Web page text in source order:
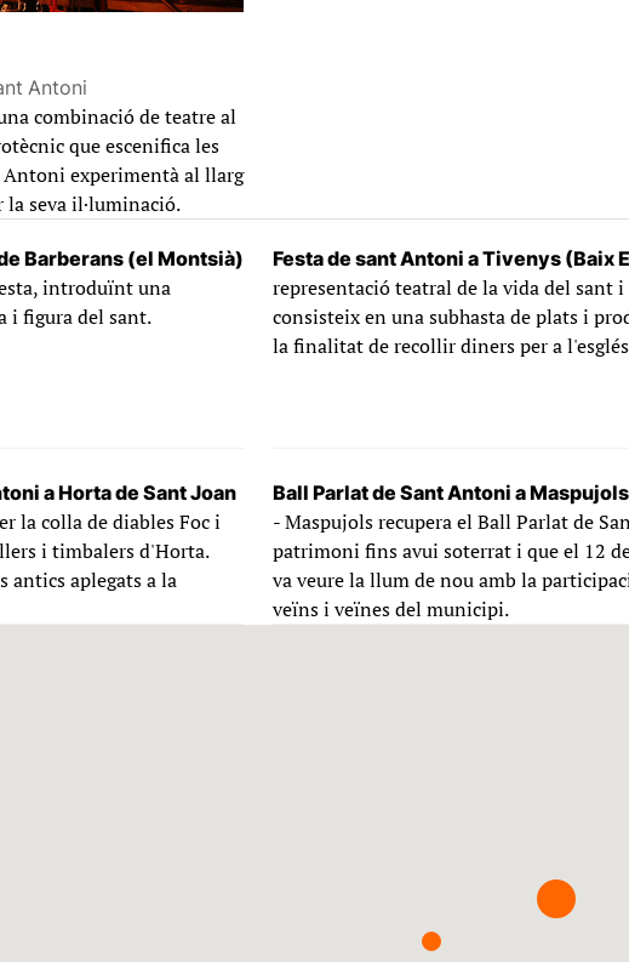
Antoni
combinació de teatre al
que escenifica les
experimentà al llarg
la seva il·luminació.
Barberans (el Montsià)
introduïnt una
i figura del sant.
Festa de sant Antoni a Tivenys (Baix
representació teatral de la vida del sant
consisteix en una subhasta de plats i
la finalitat de recollir diners per a
a Horta de Sant Joan
la colla de diables Foc i
i timbalers d'Horta.
antics aplegats a la
Ball Parlat de Sant Antoni a
- Maspujols recupera el Ball Parlat de
patrimoni fins avui soterrat i que el 12
va veure la llum de nou amb la
veïns i veïnes del municipi.